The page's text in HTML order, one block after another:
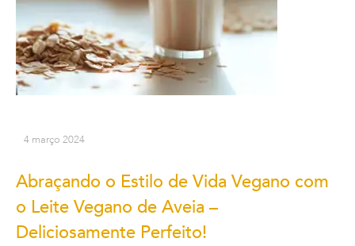
4 março 2024
Abraçando o Estilo de Vida Vegano com
o Leite Vegano de Aveia –
Deliciosamente Perfeito!